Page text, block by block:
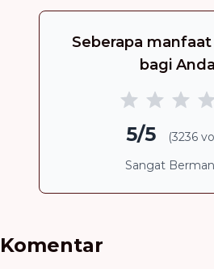
Seberapa
bagi
5/5
(3236
Sangat
Komentar